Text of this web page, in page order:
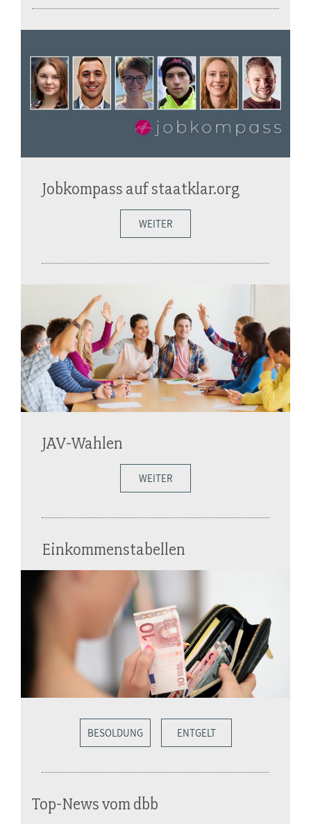
Jobkompass auf staatklar.org
WEITER
JAV-Wahlen
WEITER
Einkommenstabellen
BESOLDUNG ENTGELT
Top-News vom dbb